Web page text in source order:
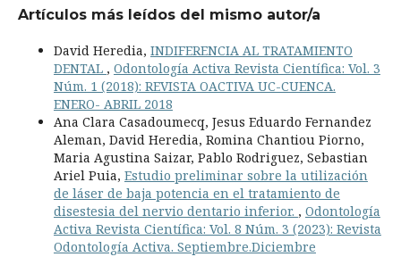
Artículos más leídos del mismo autor/a
David Heredia, INDIFERENCIA AL TRATAMIENTO
DENTAL , Odontología Activa Revista Científica: Vol. 3
Núm. 1 (2018): REVISTA OACTIVA UC-CUENCA.
ENERO- ABRIL 2018
Ana Clara Casadoumecq, Jesus Eduardo Fernandez
Aleman, David Heredia, Romina Chantiou Piorno,
Maria Agustina Saizar, Pablo Rodriguez, Sebastian
Ariel Puia, Estudio preliminar sobre la utilización
de láser de baja potencia en el tratamiento de
disestesia del nervio dentario inferior. , Odontología
Activa Revista Científica: Vol. 8 Núm. 3 (2023): Revista
Odontología Activa. Septiembre.Diciembre